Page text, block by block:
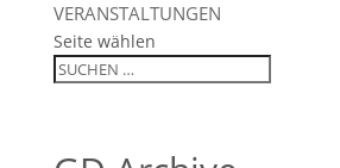
VERANSTALTUNGEN
Seite wählen